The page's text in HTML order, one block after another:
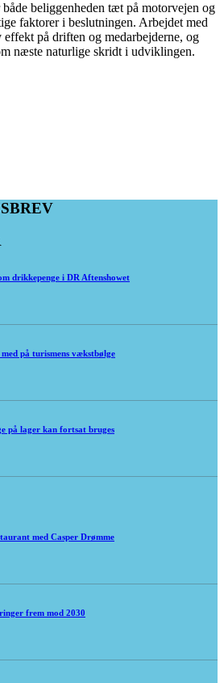
beliggenheden tæt på motorvejen og
faktorer i beslutningen. Arbejdet med
på driften og medarbejderne, og
næste naturlige skridt i udviklingen.
drikkepenge i DR Aftenshowet
på turismens vækstbølge
på lager kan fortsat bruges
med Casper Drømme
frem mod 2030